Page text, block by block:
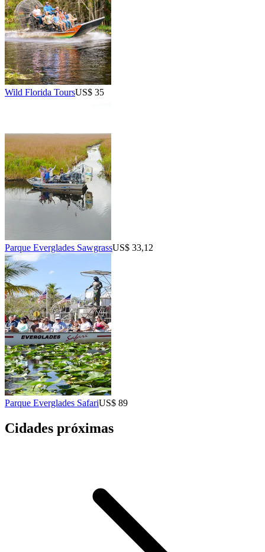
Wild Florida ToursUS$ 35
Parque Everglades SawgrassUS$ 33,12
Parque Everglades SafariUS$ 89
Cidades próximas